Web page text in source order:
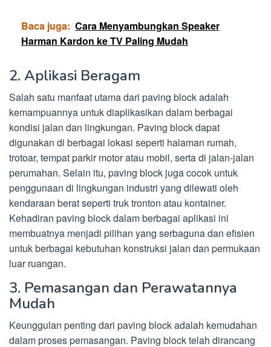
Baca juga: Cara Menyambungkan Speaker
Harman Kardon ke TV Paling Mudah
2. Aplikasi Beragam
Salah satu manfaat utama dari paving block adalah
kemampuannya untuk diaplikasikan dalam berbagai
kondisi jalan dan lingkungan. Paving block dapat
digunakan di berbagai lokasi seperti halaman rumah,
trotoar, tempat parkir motor atau mobil, serta di jalan-jalan
perumahan. Selain itu, paving block juga cocok untuk
penggunaan di lingkungan industri yang dilewati oleh
kendaraan berat seperti truk tronton atau kontainer.
Kehadiran paving block dalam berbagai aplikasi ini
membuatnya menjadi pilihan yang serbaguna dan efisien
untuk berbagai kebutuhan konstruksi jalan dan permukaan
luar ruangan.
3. Pemasangan dan Perawatannya
Mudah
Keunggulan penting dari paving block adalah kemudahan
dalam proses pemasangan. Paving block telah dirancang